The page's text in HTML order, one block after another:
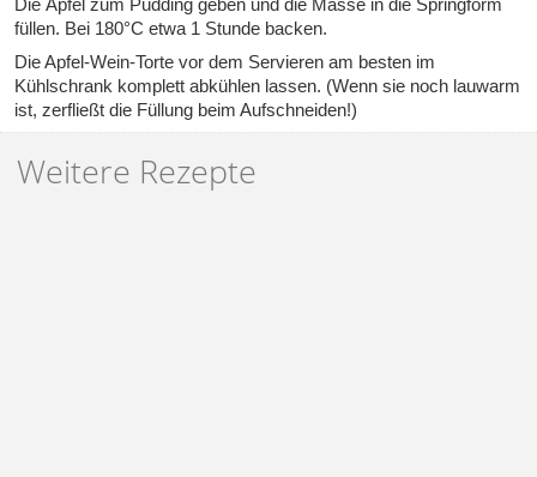
Die Äpfel zum Pudding geben und die Masse in die Springform
füllen. Bei 180°C etwa 1 Stunde backen.
Die Apfel-Wein-Torte vor dem Servieren am besten im
Kühlschrank komplett abkühlen lassen. (Wenn sie noch lauwarm
ist, zerfließt die Füllung beim Aufschneiden!)
Weitere Rezepte